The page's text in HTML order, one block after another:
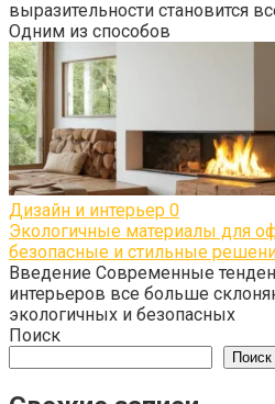
выразительности становится
Одним из способов
Дизайн и интерьер 0
Экологичные материалы для
безопасные и стильные
Введение Современные
интерьеров все больше
экологичных и безопасных
Поиск
Поиск